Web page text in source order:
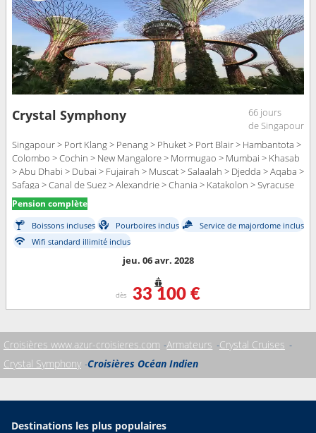
Crystal Symphony
66 jours
de Singapour
Singapour > Port Klang > Penang > Phuket > Port Blair > Hambantota >
Colombo > Cochin > New Mangalore > Mormugao > Mumbai > Khasab
> Abu Dhabi > Dubai > Fujairah > Muscat > Salaalah > Djedda > Aqaba >
Safaga > Canal de Suez > Alexandrie > Chania > Katakolon > Syracuse
(Sicile) > La Valette > Tunis > Trapani > Lipari > Sorrente > Civitavecchia -
Rome > Barcelone > Alicante > Motril > Ponta Delgada > Horta - Açores
> Royal Naval Dockyard > Fort Lauderdale
Pension complète
Boissons incluses Pourboires inclus
Service de majordome inclus
Wifi standard illimité inclus
jeu. 06 avr. 2028
dès 33 100 €
Croisières www.azur-croisieres.com Armateurs Crystal Cruises
Crystal Symphony Croisières Océan Indien
Destinations les plus populaires